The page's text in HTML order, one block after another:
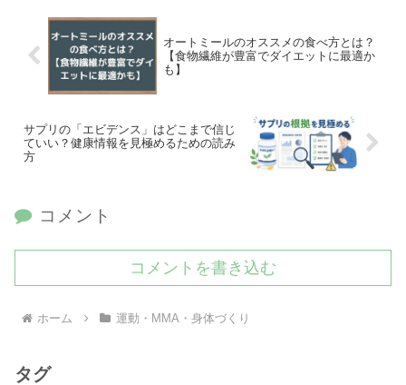
オートミールのオススメの食べ方とは？
【食物繊維が豊富でダイエットに最適か
も】
サプリの「エビデンス」はどこまで信じ
ていい？健康情報を見極めるための読み
方
コメント
コメントを書き込む
ホーム 運動・MMA・身体づくり
タグ